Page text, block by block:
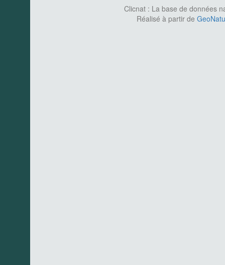
Clicnat : La base de données
Réalisé à partir de